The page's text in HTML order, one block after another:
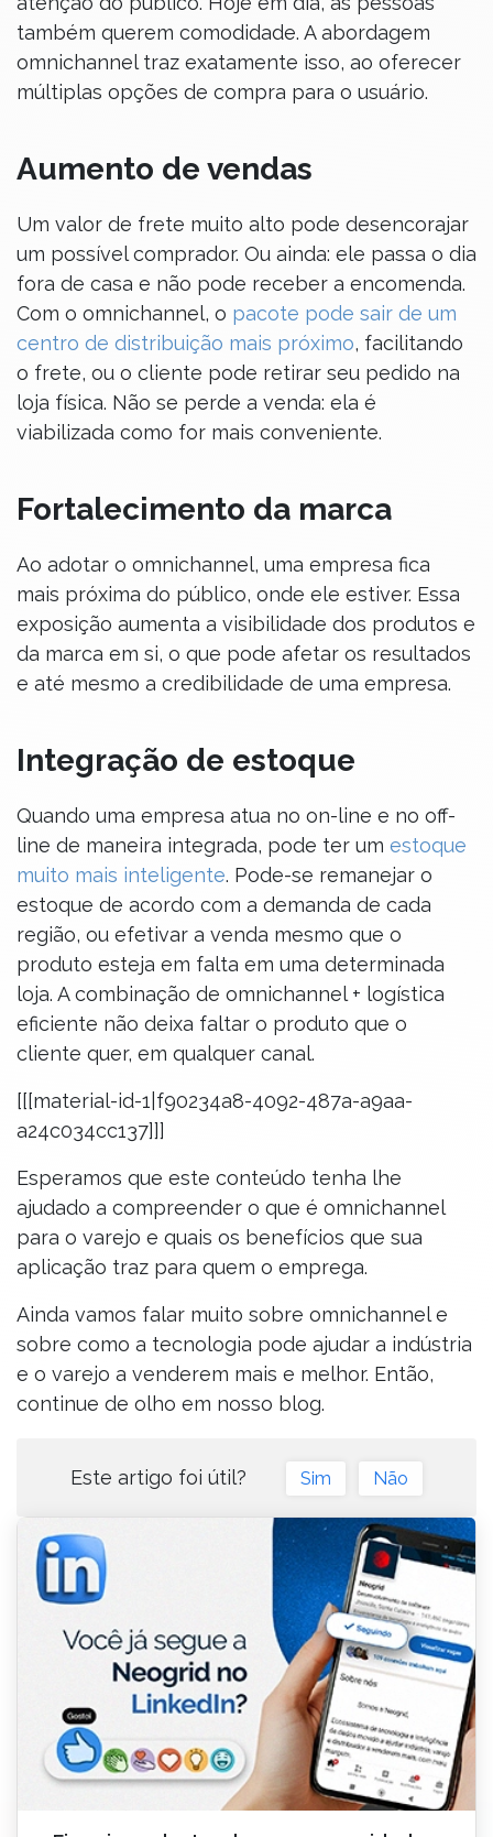
também querem comodidade. A abordagem
omnichannel traz exatamente isso, ao oferecer
múltiplas opções de compra para o usuário.
Aumento de vendas
Um valor de frete muito alto pode desencorajar
um possível comprador. Ou ainda: ele passa o dia
fora de casa e não pode receber a encomenda.
Com o omnichannel, o pacote pode sair de um
centro de distribuição mais próximo, facilitando
o frete, ou o cliente pode retirar seu pedido na
loja física. Não se perde a venda: ela é
viabilizada como for mais conveniente.
Fortalecimento da marca
Ao adotar o omnichannel, uma empresa fica
mais próxima do público, onde ele estiver. Essa
exposição aumenta a visibilidade dos produtos e
da marca em si, o que pode afetar os resultados
e até mesmo a credibilidade de uma empresa.
Integração de estoque
Quando uma empresa atua no on-line e no off-
line de maneira integrada, pode ter um estoque
muito mais inteligente. Pode-se remanejar o
estoque de acordo com a demanda de cada
região, ou efetivar a venda mesmo que o
produto esteja em falta em uma determinada
loja. A combinação de omnichannel + logística
eficiente não deixa faltar o produto que o
cliente quer, em qualquer canal.
[[[material-id-1|f90234a8-4092-487a-a9aa-
a24c034cc137]]]
Esperamos que este conteúdo tenha lhe
ajudado a compreender o que é omnichannel
para o varejo e quais os benefícios que sua
aplicação traz para quem o emprega.
Ainda vamos falar muito sobre omnichannel e
sobre como a tecnologia pode ajudar a indústria
e o varejo a venderem mais e melhor. Então,
continue de olho em nosso blog.
Este artigo foi útil? Sim Não